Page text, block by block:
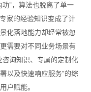
功”，算法也脱离了单一
家的经验知识变成了计
化落地能力却经常被忽
需要对不同业务场景有
咨询知识、专属的定制化
以及快速响应服务”的综
户赋能。